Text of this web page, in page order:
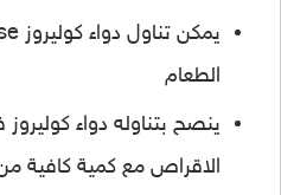
الطعام
ينصح بتناوله دواء
الاقراص مع كمية كافية من